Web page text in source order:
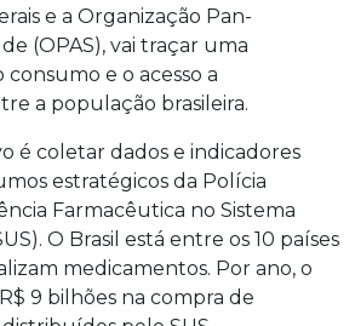
e a Organização Pan-
(OPAS), vai traçar uma
consumo e o acesso a
a população brasileira.
é coletar dados e indicadores
estratégicos da Polícia
Farmacêutica no Sistema
O Brasil está entre os 10 países
medicamentos. Por ano, o
9 bilhões na compra de